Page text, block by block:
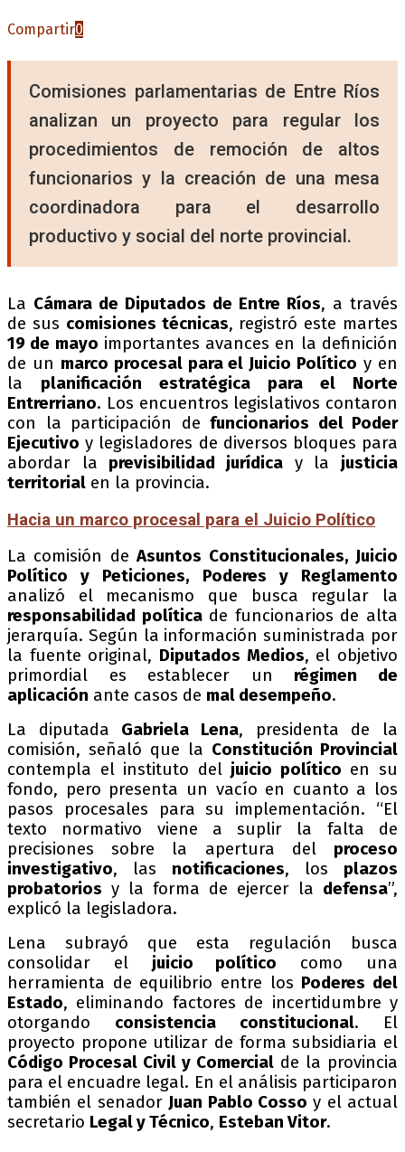
Compartir0
Comisiones parlamentarias de Entre Ríos
analizan un proyecto para regular los
procedimientos de remoción de altos
funcionarios y la creación de una mesa
coordinadora para el desarrollo
productivo y social del norte provincial.
La Cámara de Diputados de Entre Ríos, a través
de sus comisiones técnicas, registró este martes
19 de mayo importantes avances en la definición
de un marco procesal para el Juicio Político y en
la planificación estratégica para el Norte
Entrerriano. Los encuentros legislativos contaron
con la participación de funcionarios del Poder
Ejecutivo y legisladores de diversos bloques para
abordar la previsibilidad jurídica y la justicia
territorial en la provincia.
Hacia un marco procesal para el Juicio Político
La comisión deAsuntos Constitucionales, Juicio
Político y Peticiones, Poderes y Reglamento
analizó el mecanismo que busca regular la
responsabilidad políticade funcionarios de alta
jerarquía. Según la información suministrada por
la fuente original, Diputados Medios, el objetivo
primordial es establecer un régimen de
aplicación ante casos de mal desempeño.
La diputada Gabriela Lena, presidenta de la
comisión, señaló que la Constitución Provincial
contempla el instituto del juicio político en su
fondo, pero presenta un vacío en cuanto a los
pasos procesales para su implementación. “El
texto normativo viene a suplir la falta de
precisiones sobre la apertura del proceso
investigativo, las notificaciones, los plazos
probatorios y la forma de ejercer la defensa”,
explicó la legisladora.
Lena subrayó que esta regulación busca
consolidar el juicio político como una
herramienta de equilibrio entre los Poderes del
Estado, eliminando factores de incertidumbre y
otorgando consistencia constitucional. El
proyecto propone utilizar de forma subsidiaria el
Código Procesal Civil y Comercial de la provincia
para el encuadre legal. En el análisis participaron
también el senador Juan Pablo Cosso y el actual
secretario Legal y Técnico, Esteban Vitor.